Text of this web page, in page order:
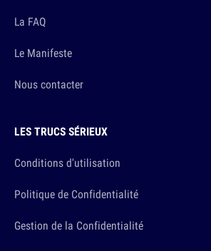
La FAQ
Le Manifeste
Nous contacter
LES TRUCS SÉRIEUX
Conditions d'utilisation
Politique de Confidentialité
Gestion de la Confidentialité